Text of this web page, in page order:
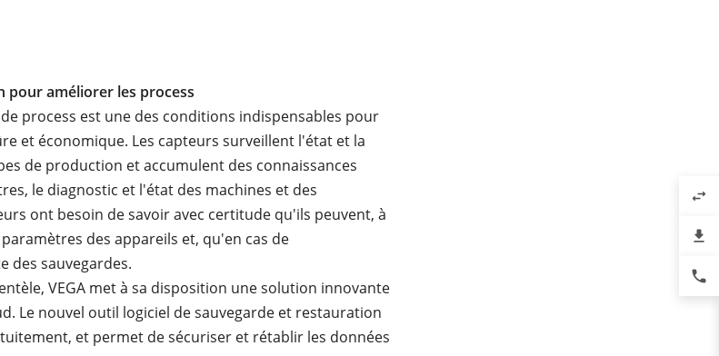
pour améliorer les process
process est une des conditions indispensables pour
et économique. Les capteurs surveillent l'état et la
de production et accumulent des connaissances
le diagnostic et l'état des machines et des
ont besoin de savoir avec certitude qu'ils peuvent, à
des appareils et, qu'en cas de
des sauvegardes.
VEGA met à sa disposition une solution innovante
Le nouvel outil logiciel de sauvegarde et restauration
et permet de sécuriser et rétablir les données
swap_horiz
file_download
phone